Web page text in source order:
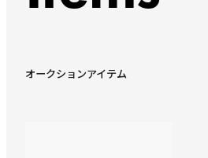
オークションアイテム